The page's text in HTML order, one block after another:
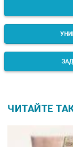
ЧИТАЙТЕ